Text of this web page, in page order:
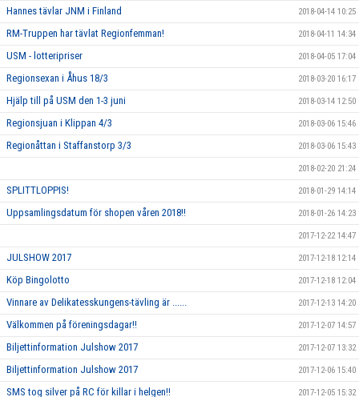
Hannes tävlar JNM i Finland 2018-04-14 10:25
RM-Truppen har tävlat Regionfemman! 2018-04-11 14:34
USM - lotteripriser 2018-04-05 17:04
Regionsexan i Åhus 18/3 2018-03-20 16:17
Hjälp till på USM den 1-3 juni 2018-03-14 12:50
Regionsjuan i Klippan 4/3 2018-03-06 15:46
Regionåttan i Staffanstorp 3/3 2018-03-06 15:43
2018-02-20 21:24
SPLITTLOPPIS! 2018-01-29 14:14
Uppsamlingsdatum för shopen våren 2018!! 2018-01-26 14:23
2017-12-22 14:47
JULSHOW 2017 2017-12-18 12:14
Köp Bingolotto 2017-12-18 12:04
Vinnare av Delikatesskungens-tävling är ...... 2017-12-13 14:20
Välkommen på föreningsdagar!! 2017-12-07 14:57
Biljettinformation Julshow 2017 2017-12-07 13:32
Biljettinformation Julshow 2017 2017-12-06 15:40
SMS tog silver på RC för killar i helgen!! 2017-12-05 15:32